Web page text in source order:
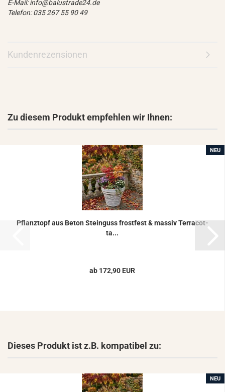
E-Mail: info@balustrade24.de
Telefon: 035 267 55 90 49
Kundenrezensionen
Zu diesem Produkt empfehlen wir Ihnen:
NEU
Pflanz­topf aus Beton Stein­guss frost­fest & mas­siv Ter­ra­cot­
ta...
ab 172,90 EUR
Dieses Produkt ist z.B. kompatibel zu:
NEU